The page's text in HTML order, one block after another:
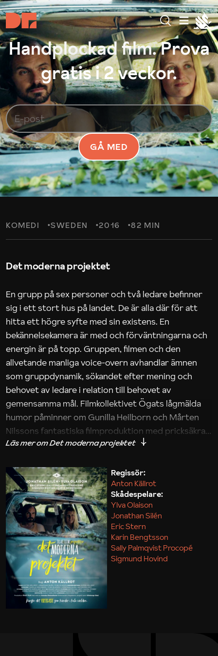
Handplockad film. Prova
gratis i 2 veckor.
GÅ MED
KOMEDI SWEDEN 2016 82 MIN
Det moderna projektet
En grupp på sex personer och två ledare befinner
sig i ett stort hus på landet. De är alla där för att
hitta ett högre syfte med sin existens. En
bekännelsekamera är med och förväntningarna och
energin är på topp. Gruppen, filmen och den
allvetande manliga voice-overn avhandlar ämnen
som gruppdynamik, sökandet efter mening och
behovet av ledare i relation till behovet av
gemensamma mål. Filmkollektivet Ögats lågmälda
humor påminner om Gunilla Heilborn och Mårten
Nilssons fantastiska filmproduktion med pricksäkra
iakttagelser om hur svårt det kan vara att omsätta
Maja Kekonius
Regissör:
Anton Källrot
Skådespelare:
Ylva Olaison
Jonathan Silén
Eric Stern
Karin Bengtsson
Sally Palmqvist Procopé
Sigmund Hovind